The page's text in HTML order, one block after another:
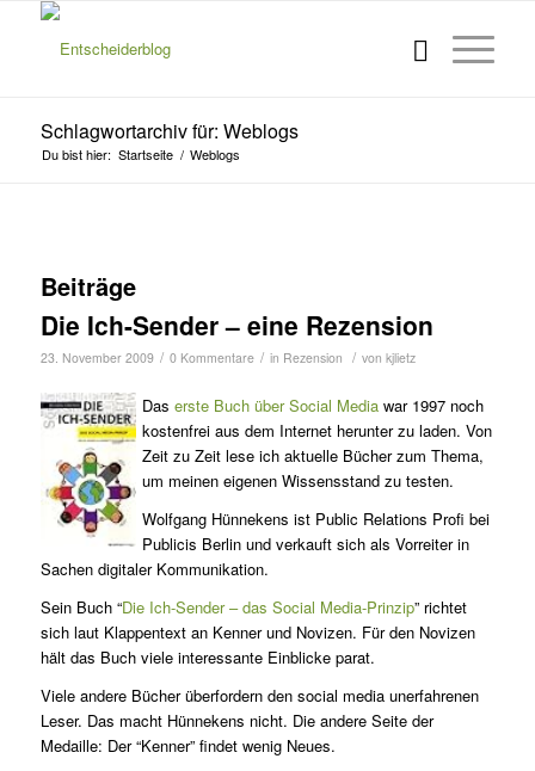
Schlagwortarchiv für: Weblogs
Du bist hier: Startseite / Weblogs
Beiträge
Die Ich-Sender – eine Rezension
23. November 2009 / 0 Kommentare / in Rezension / von kjlietz
Das erste Buch über Social Mediawar 1997 noch
kostenfrei aus dem Internet herunter zu laden. Von
Zeit zu Zeit lese ich aktuelle Bücher zum Thema,
um meinen eigenen Wissensstand zu testen.
Wolfgang Hünnekens ist Public Relations Profi bei
Publicis Berlin und verkauft sich als Vorreiter in
Sachen digitaler Kommunikation.
Sein Buch “Die Ich-Sender – das Social Media-Prinzip” richtet
sich laut Klappentext an Kenner und Novizen. Für den Novizen
hält das Buch viele interessante Einblicke parat.
Viele andere Bücher überfordern den social media unerfahrenen
Leser. Das macht Hünnekens nicht. Die andere Seite der
Medaille: Der “Kenner” findet wenig Neues.